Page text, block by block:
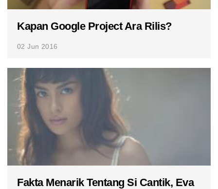
Kapan Google Project Ara Rilis?
02 Jun 2016
Fakta Menarik Tentang Si Cantik, Eva